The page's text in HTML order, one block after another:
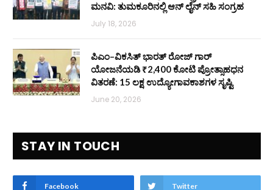
ಮನವಿ: ತುಮಕೂರಿನಲ್ಲಿ ಆನ್‌ ಲೈನ್ ಸಹಿ ಸಂಗ್ರಹ
July 18, 2026
ಪಿಎಂ–ವಿಕಸಿತ್ ಭಾರತ್ ರೋಜ್‌ ಗಾರ್
ಯೋಜನೆಯಡಿ ₹2,400 ಕೋಟಿ ಪ್ರೋತ್ಸಾಹಧನ
ವಿತರಣೆ: 15 ಲಕ್ಷ ಉದ್ಯೋಗಾವಕಾಶಗಳ ಸೃಷ್ಟಿ
June 20, 2026
STAY IN TOUCH
Facebook Twitter